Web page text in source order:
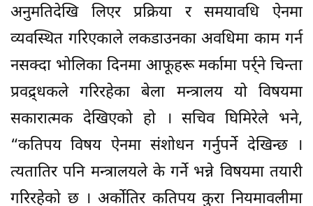
अनुमतिदेखि लिएर प्रक्रिया र समयावधि ऐनमा
व्यवस्थित गरिएकाले लकडाउनका अवधिमा काम गर्न
नसक्दा भोलिका दिनमा आफूहरू मर्कामा पर्र्ने चिन्ता
प्रवद्र्धकले गरिरहेका बेला मन्त्रालय यो विषयमा
सकारात्मक देखिएको हो । सचिव घिमिरेले भने,
“कतिपय विषय ऐनमा संशोधन गर्नुपर्ने देखिन्छ ।
त्यतातिर पनि मन्त्रालयले के गर्ने भन्ने विषयमा तयारी
गरिरहेको छ । अर्कोतिर कतिपय कुरा नियमावलीमा